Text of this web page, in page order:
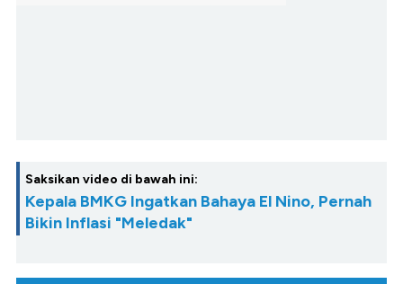
Saksikan video di bawah ini:
Kepala BMKG Ingatkan Bahaya El Nino, Pernah
Bikin Inflasi "Meledak"